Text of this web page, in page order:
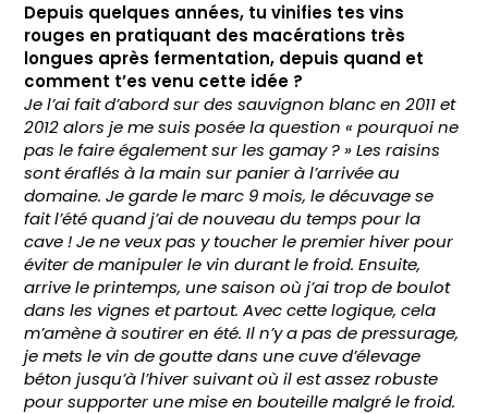
Depuis quelques années, tu vinifies tes vins
rouges en pratiquant des macérations très
longues après fermentation, depuis quand et
comment t’es venu cette idée ?
Je l’ai fait d’abord sur des sauvignon blanc en 2011 et
2012 alors je me suis posée la question « pourquoi ne
pas le faire également sur les gamay ? » Les raisins
sont éraflés à la main sur panier à l’arrivée au
domaine. Je garde le marc 9 mois, le décuvage se
fait l’été quand j’ai de nouveau du temps pour la
cave ! Je ne veux pas y toucher le premier hiver pour
éviter de manipuler le vin durant le froid. Ensuite,
arrive le printemps, une saison où j’ai trop de boulot
dans les vignes et partout. Avec cette logique, cela
m’amène à soutirer en été. Il n’y a pas de pressurage,
je mets le vin de goutte dans une cuve d’élevage
béton jusqu’à l’hiver suivant où il est assez robuste
pour supporter une mise en bouteille malgré le froid.